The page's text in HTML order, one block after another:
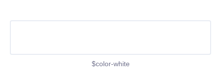
$color-white